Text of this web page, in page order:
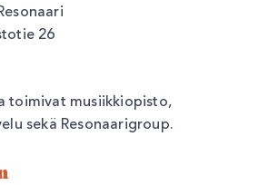
26
toimivat musiikkiopisto,
sekä Resonaarigroup.